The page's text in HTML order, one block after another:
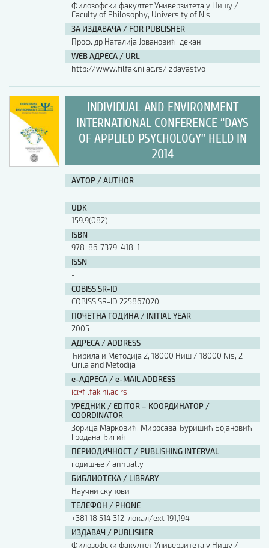
АУТОР / AUTHOR
ISBN
ISSN
Филозофски факултет Универзитета у Нишу /
Faculty of Philosophy, University of Nis
ЗА ИЗДАВАЧА / FOR PUBLISHER
Проф. др Наталија Јовановић, декан
WEB АДРЕСА / URL
http://www.filfak.ni.ac.rs/izdavastvo
INDIVIDUAL AND ENVIRONMENT
INTERNATIONAL CONFERENCE “DAYS
OF APPLIED PSYCHOLOGY” HELD IN
2014
АУТОР / AUTHOR
-
UDK
159.9(082)
ISBN
978-86-7379-418-1
ISSN
-
COBISS.SR-ID
COBISS.SR-ID 225867020
ПОЧЕТНА ГОДИНА / INITIAL YEAR
2005
АДРЕСА / ADDRESS
Ћирила и Методија 2, 18000 Ниш / 18000 Nis, 2
Cirila and Metodija
е-АДРЕСА / e-MAIL ADDRESS
ic@filfak.ni.ac.rs
УРЕДНИК / EDITOR – КООРДИНАТОР /
COORDINATOR
Зорица Марковић, Миросава Ђуришић Бојановић,
Гродана Ђигић
ПЕРИОДИЧНОСТ / PUBLISHING INTERVAL
годишње / annually
БИБЛИОТЕКА / LIBRARY
Научни скупови
ТЕЛЕФОН / PHONE
+381 18 514 312, локал/ext 191,194
ИЗДАВАЧ / PUBLISHER
Филозофски факултет Универзитета у Нишу /